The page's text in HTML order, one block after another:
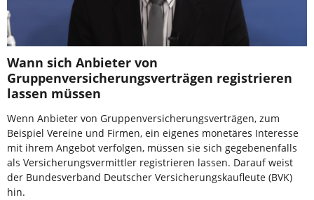
Wann sich Anbieter von
Gruppenversicherungsverträgen registrieren
lassen müssen
Wenn Anbieter von Gruppenversicherungsverträgen, zum
Beispiel Vereine und Firmen, ein eigenes monetäres Interesse
mit ihrem Angebot verfolgen, müssen sie sich gegebenenfalls
als Versicherungsvermittler registrieren lassen. Darauf weist
der Bundesverband Deutscher Versicherungskaufleute (BVK)
hin.